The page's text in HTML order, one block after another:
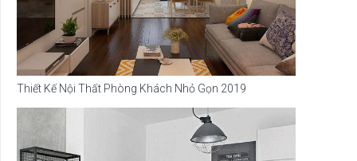
Thiết Kế Nội Thất Phòng Khách Nhỏ Gọn 2019